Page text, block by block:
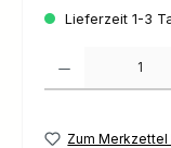
Lieferzeit 1-3
Zum